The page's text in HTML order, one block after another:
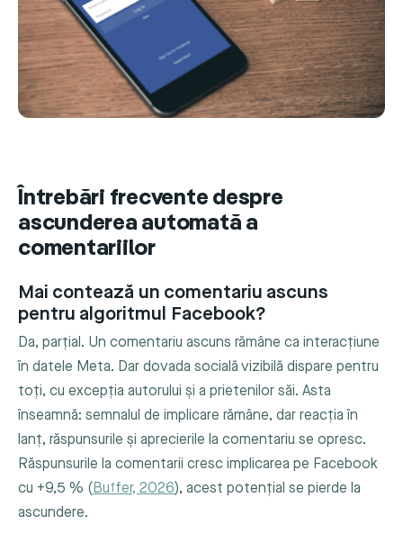
Întrebări frecvente despre
ascunderea automată a
comentariilor
Mai contează un comentariu ascuns
pentru algoritmul Facebook?
Da, parțial. Un comentariu ascuns rămâne ca interacțiune
în datele Meta. Dar dovada socială vizibilă dispare pentru
toți, cu excepția autorului și a prietenilor săi. Asta
înseamnă: semnalul de implicare rămâne, dar reacția în
lanț, răspunsurile și aprecierile la comentariu se opresc.
Răspunsurile la comentarii cresc implicarea pe Facebook
cu +9,5 % (Buffer, 2026), acest potențial se pierde la
ascundere.